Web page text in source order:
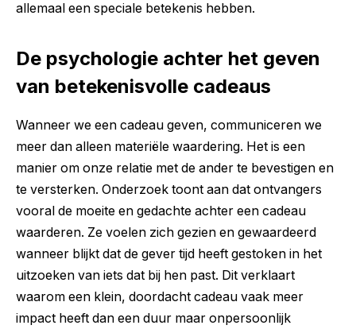
allemaal een speciale betekenis hebben.
De psychologie achter het geven
van betekenisvolle cadeaus
Wanneer we een cadeau geven, communiceren we
meer dan alleen materiële waardering. Het is een
manier om onze relatie met de ander te bevestigen en
te versterken. Onderzoek toont aan dat ontvangers
vooral de moeite en gedachte achter een cadeau
waarderen. Ze voelen zich gezien en gewaardeerd
wanneer blijkt dat de gever tijd heeft gestoken in het
uitzoeken van iets dat bij hen past. Dit verklaart
waarom een klein, doordacht cadeau vaak meer
impact heeft dan een duur maar onpersoonlijk